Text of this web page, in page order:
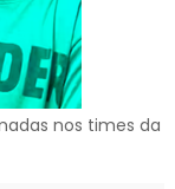
nos times da